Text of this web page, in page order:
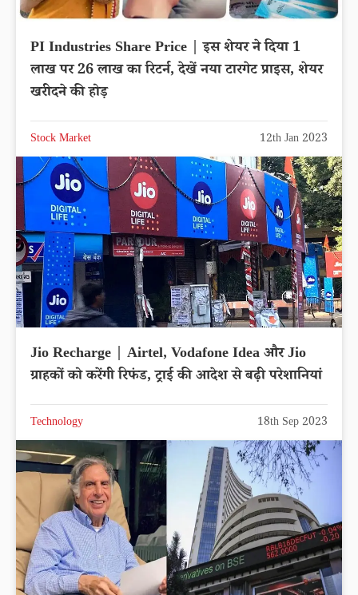
PI Industries Share Price | इस शेयर ने दिया 1
लाख पर 26 लाख का रिटर्न, देखें नया टारगेट प्राइस, शेयर
खरीदने की होड़
Stock Market 12th Jan 2023
Jio Recharge | Airtel, Vodafone Idea और Jio
ग्राहकों को करेंगी रिफंड, ट्राई की आदेश से बढ़ी परेशानियां
Technology 18th Sep 2023